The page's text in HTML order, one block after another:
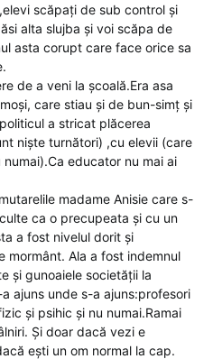
scăpați de sub control și
alta slujba și voi scăpa de
asta corupt care face orice sa
de a veni la școală.Era asa
care stiau și de bun-simț și
a stricat plăcerea
niște turnători) ,cu elevii (care
educator nu mai ai
madame Anisie care s-
ca o precupeata și cu un
a fost nivelul dorit și
mormânt. Ala a fost indemnul
și gunoaiele societății la
ajuns unde s-a ajuns:profesori
și psihic și nu numai.Ramai
Și doar dacă vezi e
ești un om normal la cap.